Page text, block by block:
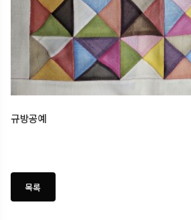
규방공예
2026.02.22오산한국문화센터
규방공예